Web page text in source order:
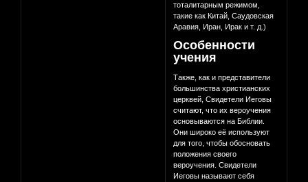
тоталитарным режимом,
такие как Китай, Саудовская
Аравия, Иран, Ирак и т. д.)
Особенности
учения
Также, как и представители
большинства христианских
церквей, Свидетели Иеговы
считают, что их вероучения
основываются на Библии.
Они широко её используют
для того, чтобы обосновать
положения своего
вероучения. Свидетели
Иеговы называют себя